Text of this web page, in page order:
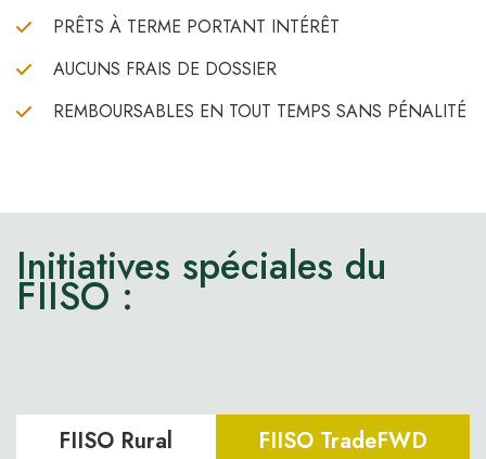
PRÊTS À TERME PORTANT INTÉRÊT
AUCUNS FRAIS DE DOSSIER
REMBOURSABLES EN TOUT TEMPS SANS PÉNALITÉ
Initiatives spéciales du
FIISO :
FIISO Rural FIISO TradeFWD